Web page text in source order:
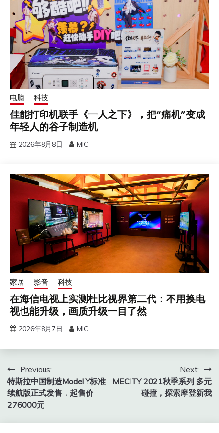
电脑 科技
佳能打印机联手《一人之下》，把“痛机”变成
年轻人的谷子制造机
2026年8月8日 MIO
家居 影音 科技
在海信电视上实测杜比视界第二代：不用换电
视也能升级，画质升级一目了然
2026年8月7日 MIO
文
章
导
航
Previous:
特斯拉中国制造Model Y标准
续航版正式发售，起售价
276000元
Next:
MECITY 2021秋季系列 多元
碰撞，探索摩登新我